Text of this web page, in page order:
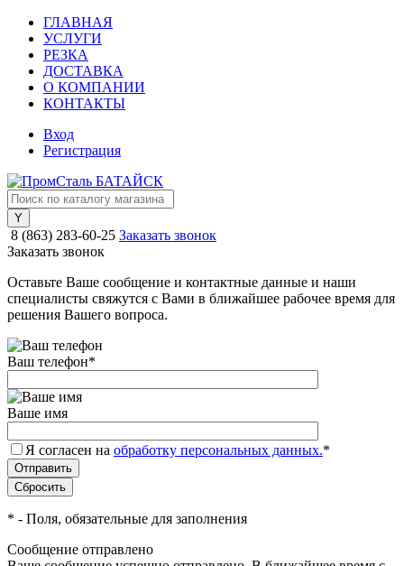
ГЛАВНАЯ
УСЛУГИ
РЕЗКА
ДОСТАВКА
О КОМПАНИИ
КОНТАКТЫ
Вход
Регистрация
8 (863) 283-60-25 Заказать звонок
Заказать звонок
Оставьте Ваше сообщение и контактные данные и наши
специалисты свяжутся с Вами в ближайшее рабочее время для
решения Вашего вопроса.
Ваш телефон*
Ваше имя
Я согласен на обработку персональных данных.*
* - Поля, обязательные для заполнения
Сообщение отправлено